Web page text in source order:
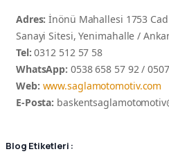
Adres: İnönü Mahallesi 1753
Sanayi Sitesi, Yenimahalle /
Tel: 0312 512 57 58
WhatsApp: 0538 658 57 92 /
Web: www.saglamotomotiv.com
E-Posta:
Blog Etiketleri :